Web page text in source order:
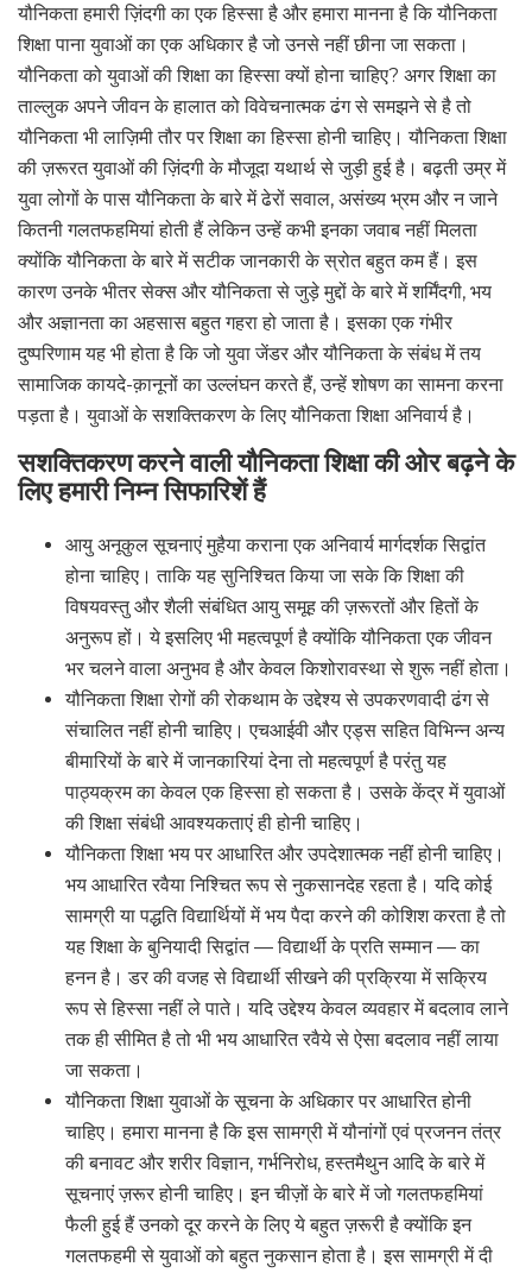
यौनिकता हमारी ज़िंदगी का एक हिस्सा है और हमारा मानना है कि यौनिकता
शिक्षा पाना युवाओं का एक अधिकार है जो उनसे नहीं छीना जा सकता।
यौनिकता को युवाओं की शिक्षा का हिस्सा क्यों होना चाहिए? अगर शिक्षा का
ताल्लुक अपने जीवन के हालात को विवेचनात्मक ढंग से समझने से है तो
यौनिकता भी लाज़िमी तौर पर शिक्षा का हिस्सा होनी चाहिए। यौनिकता शिक्षा
की ज़रूरत युवाओं की ज़िंदगी के मौजूदा यथार्थ से जुड़ी हुई है। बढ़ती उम्र में
युवा लोगों के पास यौनिकता के बारे में ढेरों सवाल, असंख्य भ्रम और न जाने
कितनी गलतफहमियां होती हैं लेकिन उन्हें कभी इनका जवाब नहीं मिलता
क्योंकि यौनिकता के बारे में सटीक जानकारी के स्रोत बहुत कम हैं। इस
कारण उनके भीतर सेक्स और यौनिकता से जुड़े मुद्दों के बारे में शर्मिंदगी, भय
और अज्ञानता का अहसास बहुत गहरा हो जाता है। इसका एक गंभीर
दुष्परिणाम यह भी होता है कि जो युवा जेंडर और यौनिकता के संबंध में तय
सामाजिक कायदे-क़ानूनों का उल्लंघन करते हैं, उन्हें शोषण का सामना करना
पड़ता है। युवाओं के सशक्तिकरण के लिए यौनिकता शिक्षा अनिवार्य है।
सशक्तिकरण करने वाली यौनिकता शिक्षा की ओर बढ़ने के
लिए हमारी निम्न सिफारिशें हैं
आयु अनूकुल सूचनाएं मुहैया कराना एक अनिवार्य मार्गदर्शक सिद्वांत
होना चाहिए। ताकि यह सुनिश्चित किया जा सके कि शिक्षा की
विषयवस्तु और शैली संबंधित आयु समूह की ज़रूरतों और हितों के
अनुरूप हों। ये इसलिए भी महत्वपूर्ण है क्योंकि यौनिकता एक जीवन
भर चलने वाला अनुभव है और केवल किशोरावस्था से शुरू नहीं होता।
यौनिकता शिक्षा रोगों की रोकथाम के उद्देश्य से उपकरणवादी ढंग से
संचालित नहीं होनी चाहिए। एचआईवी और एड्स सहित विभिन्न अन्य
बीमारियों के बारे में जानकारियां देना तो महत्वपूर्ण है परंतु यह
पाठ्यक्रम का केवल एक हिस्सा हो सकता है। उसके केंद्र में युवाओं
की शिक्षा संबंधी आवश्यकताएं ही होनी चाहिए।
यौनिकता शिक्षा भय पर आधारित और उपदेशात्मक नहीं होनी चाहिए।
भय आधारित रवैया निश्चित रूप से नुकसानदेह रहता है। यदि कोई
सामग्री या पद्धति विद्यार्थियों में भय पैदा करने की कोशिश करता है तो
यह शिक्षा के बुनियादी सिद्वांत — विद्यार्थी के प्रति सम्मान — का
हनन है। डर की वजह से विद्यार्थी सीखने की प्रक्रिया में सक्रिय
रूप से हिस्सा नहीं ले पाते। यदि उद्देश्य केवल व्यवहार में बदलाव लाने
तक ही सीमित है तो भी भय आधारित रवैये से ऐसा बदलाव नहीं लाया
जा सकता।
यौनिकता शिक्षा युवाओं के सूचना के अधिकार पर आधारित होनी
चाहिए। हमारा मानना है कि इस सामग्री में यौनांगों एवं प्रजनन तंत्र
की बनावट और शरीर विज्ञान, गर्भनिरोध, हस्तमैथुन आदि के बारे में
सूचनाएं ज़रूर होनी चाहिए। इन चीज़ों के बारे में जो गलतफहमियां
फैली हुई हैं उनको दूर करने के लिए ये बहुत ज़रूरी है क्योंकि इन
गलतफहमी से युवाओं को बहुत नुकसान होता है। इस सामग्री में दी